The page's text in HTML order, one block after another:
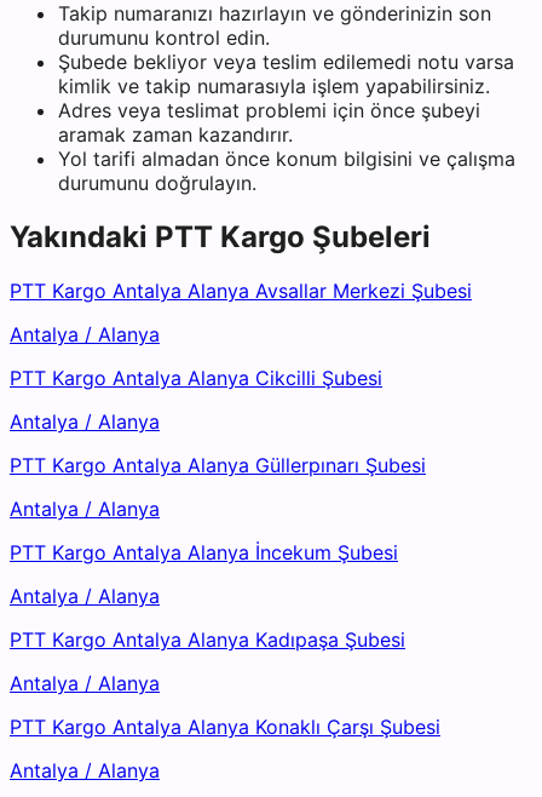
Takip numaranızı hazırlayın ve gönderinizin son
durumunu kontrol edin.
Şubede bekliyor veya teslim edilemedi notu varsa
kimlik ve takip numarasıyla işlem yapabilirsiniz.
Adres veya teslimat problemi için önce şubeyi
aramak zaman kazandırır.
Yol tarifi almadan önce konum bilgisini ve çalışma
durumunu doğrulayın.
Yakındaki PTT Kargo Şubeleri
PTT Kargo Antalya Alanya Avsallar Merkezi Şubesi
Antalya / Alanya
PTT Kargo Antalya Alanya Cikcilli Şubesi
Antalya / Alanya
PTT Kargo Antalya Alanya Güllerpınarı Şubesi
Antalya / Alanya
PTT Kargo Antalya Alanya İncekum Şubesi
Antalya / Alanya
PTT Kargo Antalya Alanya Kadıpaşa Şubesi
Antalya / Alanya
PTT Kargo Antalya Alanya Konaklı Çarşı Şubesi
Antalya / Alanya